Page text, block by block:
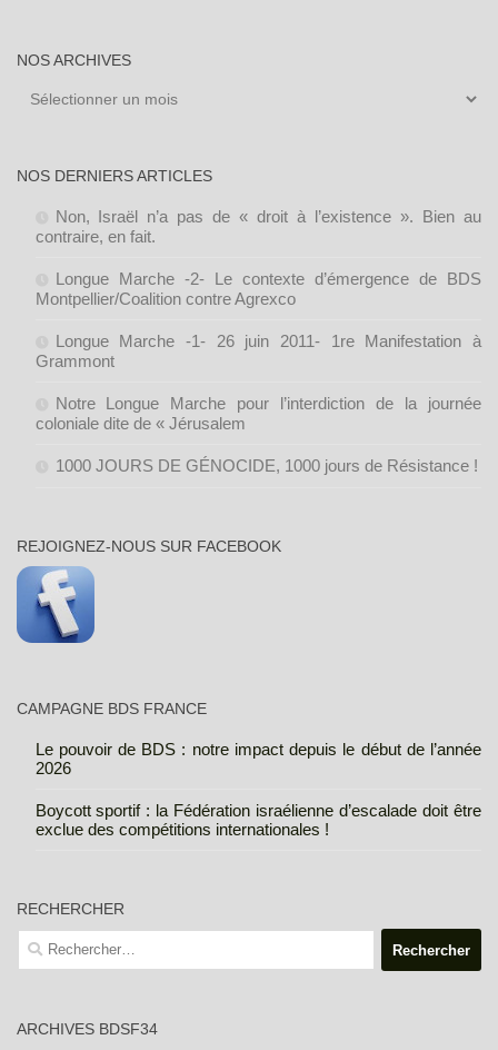
NOS ARCHIVES
Nos
NOS DERNIERS ARTICLES
Non, Israël n’a pas de « droit à l’existence ». Bien au
contraire, en fait.
Longue Marche -2- Le contexte d’émergence de BDS
Montpellier/Coalition contre Agrexco
Longue Marche -1- 26 juin 2011- 1re Manifestation à
Grammont
Notre Longue Marche pour l’interdiction de la journée
coloniale dite de « Jérusalem
1000 JOURS DE GÉNOCIDE, 1000 jours de Résistance !
REJOIGNEZ-NOUS SUR FACEBOOK
CAMPAGNE BDS FRANCE
Le pouvoir de BDS : notre impact depuis le début de l’année
2026
Boycott sportif : la Fédération israélienne d’escalade doit être
exclue des compétitions internationales !
RECHERCHER
Rechercher :
ARCHIVES BDSF34